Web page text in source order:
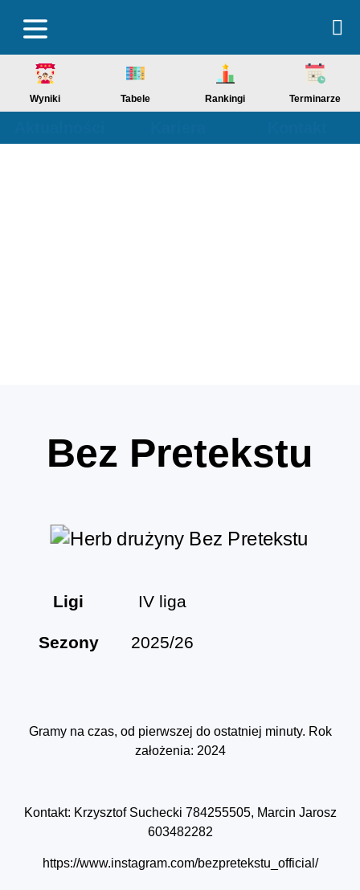
Wyniki Tabele Rankingi Terminarze
Bez Pretekstu
Ligi IV liga
Sezony 2025/26
Gramy na czas, od pierwszej do ostatniej minuty. Rok
założenia: 2024
Kontakt: Krzysztof Suchecki 784255505, Marcin Jarosz
603482282
https://www.instagram.com/bezpretekstu_official/